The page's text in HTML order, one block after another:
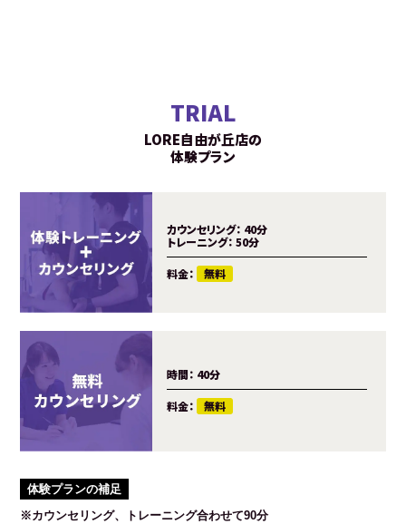
TRIAL
LORE自由が丘店の
体験プラン
カウンセリング： 40分
トレーニング： 50分
料金： 無料
時間： 40分
料金： 無料
体験プランの補足
※カウンセリング、トレーニング合わせて90分